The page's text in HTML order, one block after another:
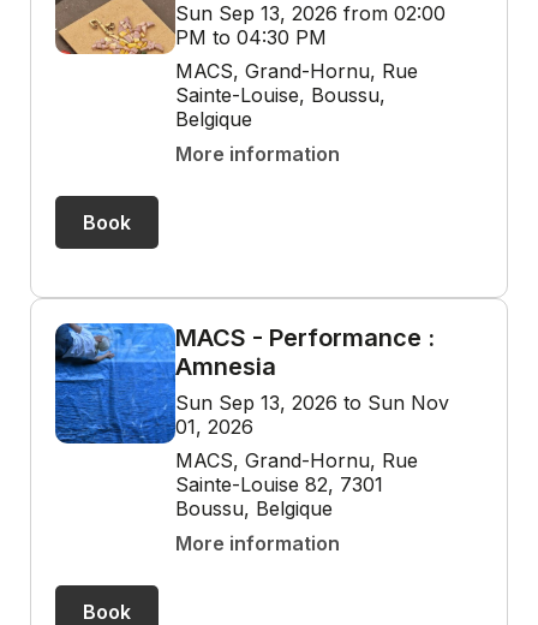
Sun Sep 13, 2026 from 02:00
PM to 04:30 PM
MACS, Grand-Hornu, Rue
Sainte-Louise, Boussu,
Belgique
More information
Book
MACS - Performance :
Amnesia
Sun Sep 13, 2026 to Sun Nov
01, 2026
MACS, Grand-Hornu, Rue
Sainte-Louise 82, 7301
Boussu, Belgique
More information
Book